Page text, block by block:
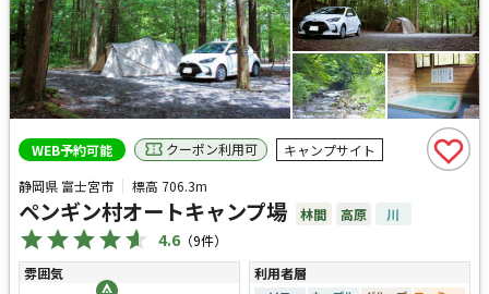
WEB予約可能 クーポン利用可
キャンプサイト
静岡県 富士宮市
標高 706.3m
ペンギン村オートキャンプ場 林間 高原 川
4.6 （9件）
雰囲気
利用者層